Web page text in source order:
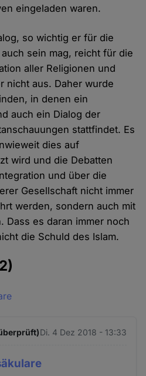
eingeladen waren.
so wichtig er für die
sein mag, reicht für die
aller Religionen und
nicht aus. Daher wurde
in denen ein
auch ein Dialog der
stattfindet. Es
dies auf
wird und die Debatten
und über die
Gesellschaft nicht immer
werden, sondern auch mit
Dass es daran immer noch
die Schuld des Islam.
Di. 4 Dez 2018 - 13:33